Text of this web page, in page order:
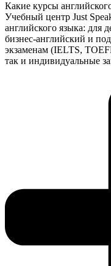
Какие курсы
Учебный центр Just
английского языка: для
бизнес-английский и
экзаменам (IELTS,
так и индивидуальные